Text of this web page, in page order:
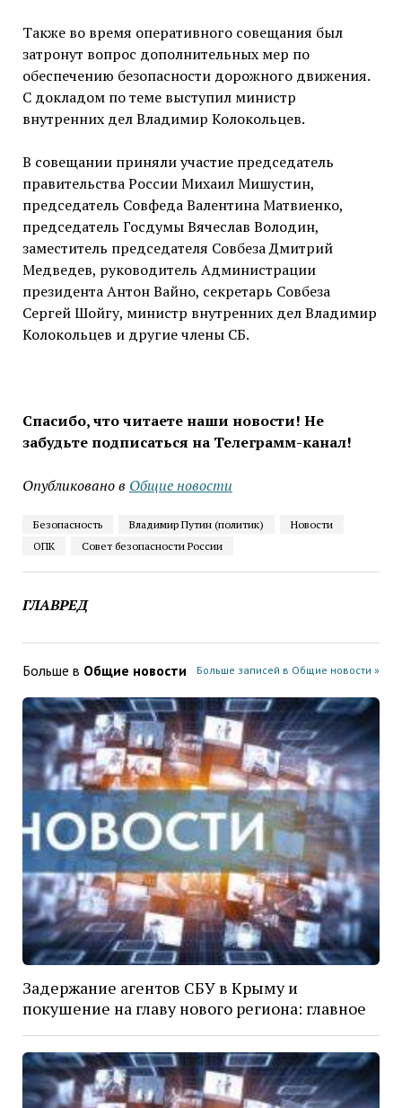
Также во время оперативного совещания был
затронут вопрос дополнительных мер по
обеспечению безопасности дорожного движения.
С докладом по теме выступил министр
внутренних дел Владимир Колокольцев.
В совещании приняли участие председатель
правительства России Михаил Мишустин,
председатель Совфеда Валентина Матвиенко,
председатель Госдумы Вячеслав Володин,
заместитель председателя Совбеза Дмитрий
Медведев, руководитель Администрации
президента Антон Вайно, секретарь Совбеза
Сергей Шойгу, министр внутренних дел Владимир
Колокольцев и другие члены СБ.
Спасибо, что читаете наши новости! Не
забудьте подписаться на Телеграмм-канал!
Опубликовано в Общие новости
Безопасность Владимир Путин (политик)
Новости
ОПК
Совет безопасности России
ГЛАВРЕД
Больше в Общие новости Больше записей в Общие новости »
Задержание агентов СБУ в Крыму и
покушение на главу нового региона: главное